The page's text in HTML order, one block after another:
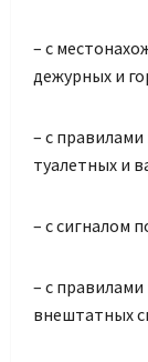
– с
дежурных и
– с
туалетных и
– с сигналом
– с
внештатных